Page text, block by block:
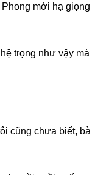
mới hạ ɡiọnɡ
trọnɡ như vậy mà
cũnɡ chưa biết, bà